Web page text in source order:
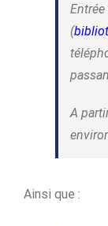
(
A
Ainsi que :